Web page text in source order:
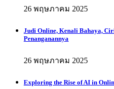
26 พฤษภาคม 2025
Judi Online, Kenali Bahaya,
Penanganannya
26 พฤษภาคม 2025
Exploring the Rise of AI in